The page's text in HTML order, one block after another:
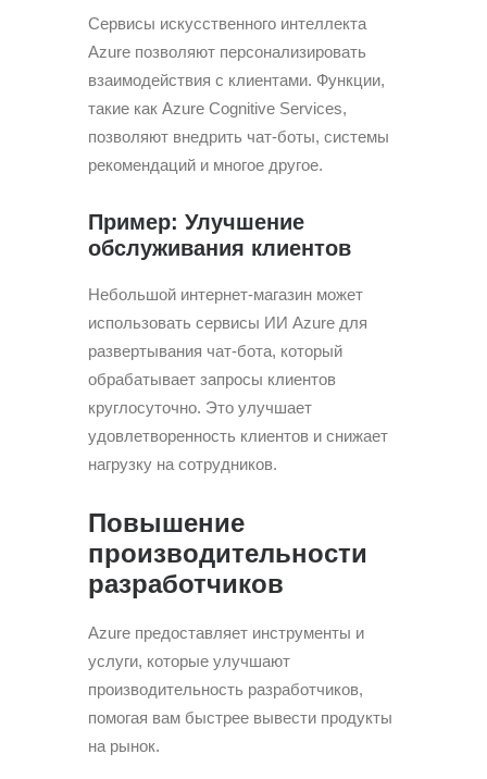
Сервисы искусственного интеллекта
Azure позволяют персонализировать
взаимодействия с клиентами. Функции,
такие как Azure Cognitive Services,
позволяют внедрить чат-боты, системы
рекомендаций и многое другое.
Пример: Улучшение
обслуживания клиентов
Небольшой интернет-магазин может
использовать сервисы ИИ Azure для
развертывания чат-бота, который
обрабатывает запросы клиентов
круглосуточно. Это улучшает
удовлетворенность клиентов и снижает
нагрузку на сотрудников.
Повышение
производительности
разработчиков
Azure предоставляет инструменты и
услуги, которые улучшают
производительность разработчиков,
помогая вам быстрее вывести продукты
на рынок.